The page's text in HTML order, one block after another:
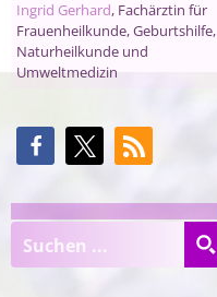
Ingrid Gerhard, Fachärztin für
Frauenheilkunde, Geburtshilfe,
Naturheilkunde und
Umweltmedizin